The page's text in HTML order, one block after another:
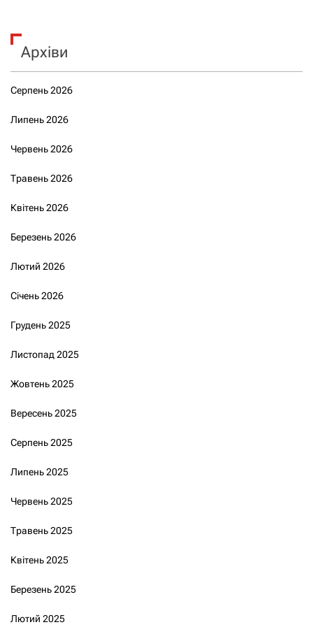
Архіви
Серпень 2026
Липень 2026
Червень 2026
Травень 2026
Квітень 2026
Березень 2026
Лютий 2026
Січень 2026
Грудень 2025
Листопад 2025
Жовтень 2025
Вересень 2025
Серпень 2025
Липень 2025
Червень 2025
Травень 2025
Квітень 2025
Березень 2025
Лютий 2025